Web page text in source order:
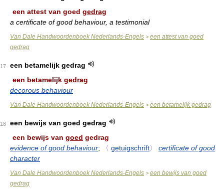
een attest van goed gedrag
a certificate of good behaviour, a testimonial
Van Dale Handwoordenboek Nederlands-Engels > een attest van goed
gedrag
17
een betamelijk gedrag
een betamelijk gedrag
decorous behaviour
Van Dale Handwoordenboek Nederlands-Engels > een betamelijk gedrag
18
een bewijs van goed gedrag
een bewijs van goed gedrag
evidence of good behaviour; 〈 getuigschrift〉
certificate of good
character
Van Dale Handwoordenboek Nederlands-Engels > een bewijs van goed
gedrag